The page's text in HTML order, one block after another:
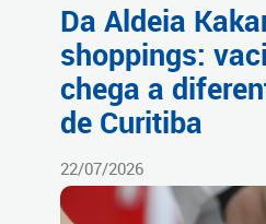
Da Aldeia
shoppings:
chega a
de Curitiba
22/07/2026